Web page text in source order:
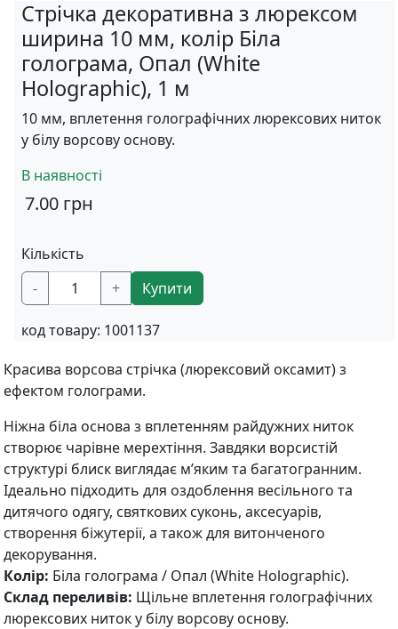
Стрічка декоративна з люрексом
ширина 10 мм, колір Біла
голограма, Опал (White
Holographic), 1 м
10 мм, вплетення голографічних люрексових ниток
у білу ворсову основу.
В наявності
7.00 грн
Кількість
-
+ Купити
код товару: 1001137
Красива ворсова стрічка (люрексовий оксамит) з
ефектом голограми.
Ніжна біла основа з вплетенням райдужних ниток
створює чарівне мерехтіння. Завдяки ворсистій
структурі блиск виглядає м’яким та багатогранним.
Ідеально підходить для оздоблення весільного та
дитячого одягу, святкових суконь, аксесуарів,
створення біжутерії, а також для витонченого
декорування.
Колір: Біла голограма / Опал (White Holographic).
Склад переливів: Щільне вплетення голографічних
люрексових ниток у білу ворсову основу.